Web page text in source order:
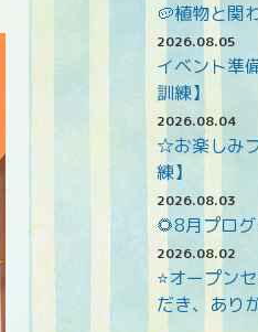
🥔植物と関
2026.08.05
イベント準
訓練】
2026.08.04
☆お楽しみ
練】
2026.08.03
🌻8月プログ
2026.08.02
⭐オープン
だき、あり